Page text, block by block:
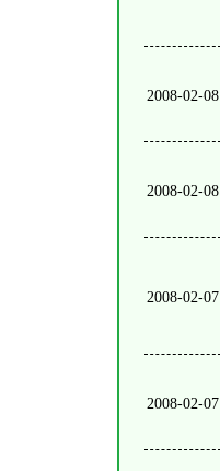
2008-02-08
2008-02-08
2008-02-07
2008-02-07